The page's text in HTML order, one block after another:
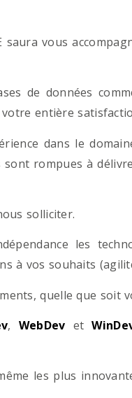
vous
de données
entière
dans le
sont rompues à
solliciter.
les
vos souhaits
quelle que soit
, WebDev et
les plus